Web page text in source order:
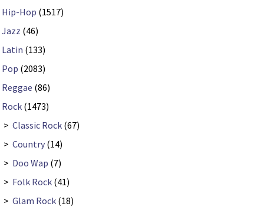
Hip-Hop (1517)
Jazz (46)
Latin (133)
Pop (2083)
Reggae (86)
Rock (1473)
> Classic Rock (67)
> Country (14)
> Doo Wap (7)
> Folk Rock (41)
> Glam Rock (18)